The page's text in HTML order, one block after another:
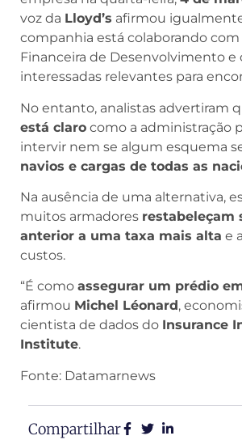
voz da Lloyd’s afirmou
companhia está colaborando com
Financeira de Desenvolvimento e
interessadas relevantes para
No entanto, analistas advertiram
está claro como a administração
intervir nem se algum esquema
navios e cargas de todas as
Na ausência de uma alternativa,
muitos armadores restabeleçam
anterior a uma taxa mais alta e
custos.
“É como assegurar um prédio
afirmou Michel Léonard ,
cientista de dados do Insurance
Institute.
Fonte: Datamarnews
Compartilhar